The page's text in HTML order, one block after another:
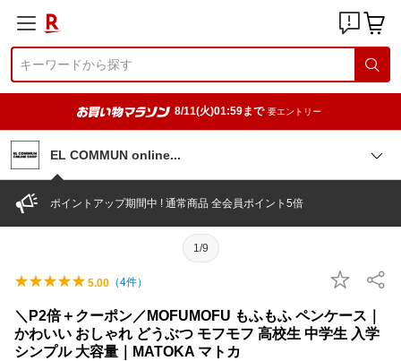
8/11(火)01:59まで 要エントリー
EL COMMUN online
ポイントアップ期間中 ! 通常商品 全会員ポイント5倍
1/9
5.00 （4件）
＼P2倍＋クーポン／MOFUMOFU もふもふ ペンケース｜
かわいい おしゃれ どうぶつ モフモフ 高校生 中学生 入学
シンプル 大容量｜MATOKA マトカ